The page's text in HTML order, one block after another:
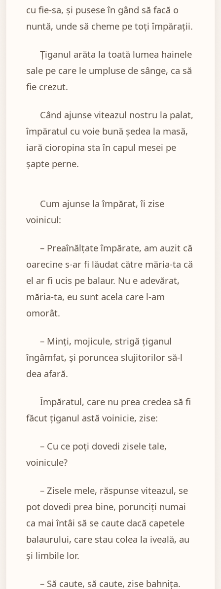
cu fie-sa, şi pusese în gând să facă o
nuntă, unde să cheme pe toţi împăraţii.
Ţiganul arăta la toată lumea hainele
sale pe care le umpluse de sânge, ca să
fie crezut.
Când ajunse viteazul nostru la palat,
împăratul cu voie bună şedea la masă,
iară cioropina sta în capul mesei pe
şapte perne.
Cum ajunse la împărat, îi zise
voinicul:
– Preaînălţate împărate, am auzit că
oarecine s-ar fi lăudat către măria-ta că
el ar fi ucis pe balaur. Nu e adevărat,
măria-ta, eu sunt acela care l-am
omorât.
– Minţi, mojicule, strigă ţiganul
îngâmfat, şi poruncea slujitorilor să-l
dea afară.
Împăratul, care nu prea credea să fi
făcut ţiganul astă voinicie, zise:
– Cu ce poţi dovedi zisele tale,
voinicule?
– Zisele mele, răspunse viteazul, se
pot dovedi prea bine, porunciţi numai
ca mai întâi să se caute dacă capetele
balaurului, care stau colea la iveală, au
şi limbile lor.
– Să caute, să caute, zise bahniţa.